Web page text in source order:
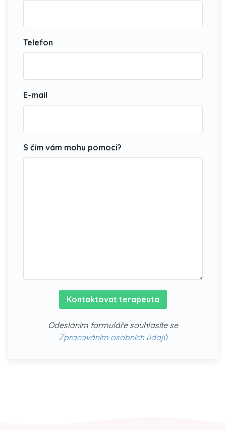
Telefon
E-mail
S čím vám mohu pomoci?
Kontaktovat terapeuta
Odesláním formuláře souhlasíte se
Zpracováním osobních údajů